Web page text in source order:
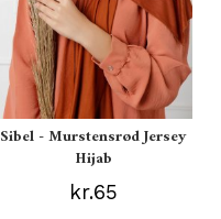
Sibel - Murstensrød Jersey
Hijab
kr.65